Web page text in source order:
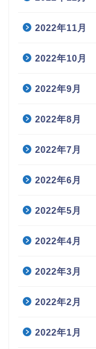
2022年11月
2022年10月
2022年9月
2022年8月
2022年7月
2022年6月
2022年5月
2022年4月
2022年3月
2022年2月
2022年1月